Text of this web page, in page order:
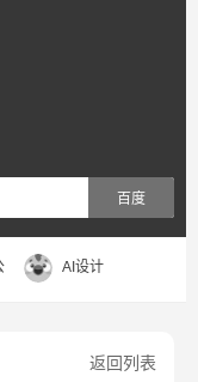
百度
AI设计
返回列表